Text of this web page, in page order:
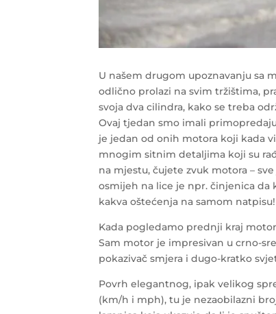
U našem drugom upoznavanju sa
odlično prolazi na svim tržištima,
svoja dva cilindra, kako se treba
Ovaj tjedan smo imali
je jedan od onih motora koji kada
mnogim sitnim detaljima koji su
na mjestu, čujete zvuk motora –
osmijeh na lice je npr. činjenica da
kakva oštećenja na samom natpisu!
Kada pogledamo prednji kraj
Sam motor je impresivan u crno-
pokazivač smjera i dugo-kratko
Povrh elegantnog, ipak velikog
(km/h i mph), tu je nezaobilazni